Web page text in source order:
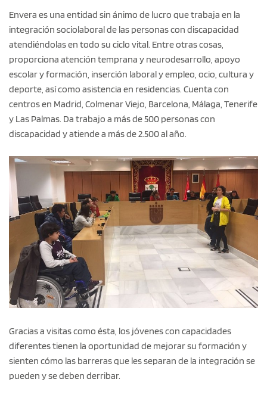
Envera es una entidad sin ánimo de lucro que trabaja en la
integración sociolaboral de las personas con discapacidad
atendiéndolas en todo su ciclo vital. Entre otras cosas,
proporciona atención temprana y neurodesarrollo, apoyo
escolar y formación, inserción laboral y empleo, ocio, cultura y
deporte, así como asistencia en residencias. Cuenta con
centros en Madrid, Colmenar Viejo, Barcelona, Málaga, Tenerife
y Las Palmas. Da trabajo a más de 500 personas con
discapacidad y atiende a más de 2.500 al año.
Gracias a visitas como ésta, los jóvenes con capacidades
diferentes tienen la oportunidad de mejorar su formación y
sienten cómo las barreras que les separan de la integración se
pueden y se deben derribar.